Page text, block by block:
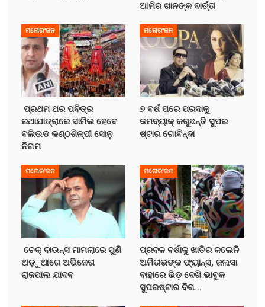
ଆମିର ଖାନଙ୍କ ବାର୍ତ୍ତା
ମନୋରଂଜନ
ପ୍ରଥମ ଥର ପବିତ୍ର
ରଥାଯାତ୍ରାରେ ସାମିଲ ହେବେ
ବଲିଉଡ କଣ୍ଠଶିଳ୍ପୀ ସୋନୁ
ନିଗମ
ମନୋରଂଜନ
୭ ବର୍ଷ ପରେ ପରଦାକୁ
କମବ୍ୟାକ୍ କରୁଛନ୍ତି ସୁପର
ଷ୍ଟାର ଗୋବିନ୍ଦା
ମନୋରଂଜନ
ଚେକ୍ ବାଉନ୍ସ ମାମଲାରେ ପୁଣି
ଅଡ଼ୁଆରେ ଅଭିନେତା
ରାଜପାଲ ଯାଦବ
ମନୋରଂଜନ
ପ୍ରବଳ ବର୍ଷାକୁ ଖାତିର କଲେନି
ଅମିତାଭଙ୍କ ଫ୍ୟାନ୍ସ, ଜଲସା
ବାହାରେ ଭିଡ଼ ଦେଖି ଭାବୁକ
ସୁପରଷ୍ଟାର ବିଗ…